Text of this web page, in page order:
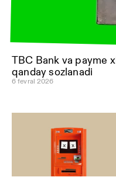
TBC Bank va payme
qanday sozlanadi
6 fevral 2026